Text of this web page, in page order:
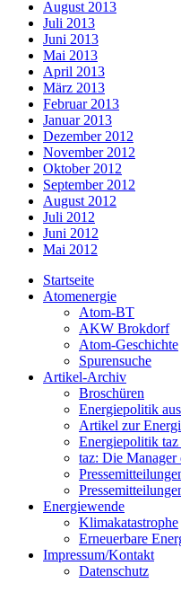
August 2013
Juli 2013
Juni 2013
Mai 2013
April 2013
März 2013
Februar 2013
Januar 2013
Dezember 2012
November 2012
Oktober 2012
September 2012
August 2012
Juli 2012
Juni 2012
Mai 2012
Startseite
Atomenergie
Atom-BT
AKW Brokdorf
Atom-Geschichte
Spurensuche
Artikel-Archiv
Broschüren
Energiepolitik
Artikel zur
Energiepolitik
taz: Die Manager
Energiewende
Klimakatastrophe
Erneuerbare
Impressum/Kontakt
Datenschutz